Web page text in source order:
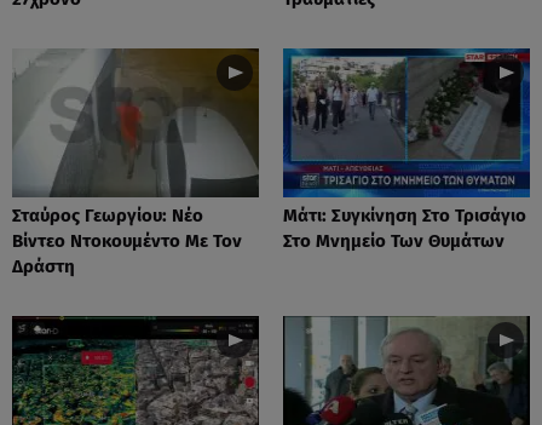
Σταύρος Γεωργίου: Νέο
Βίντεο Ντοκουμέντο Με Τον
Δράστη
Μάτι: Συγκίνηση Στο Τρισάγιο
Στο Μνημείο Των Θυμάτων